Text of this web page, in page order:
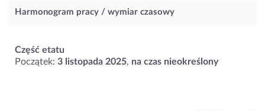
Harmonogram pracy / wymiar czasowy
Część etatu
Początek: 3 listopada 2025, na czas nieokreślony